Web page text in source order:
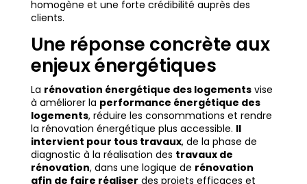
homogène et une forte crédibilité auprès des
clients.
Une réponse concrète aux
enjeux énergétiques
La rénovation énergétique des logementsvise
à améliorer la performance énergétique des
logements, réduire les consommations et rendre
la rénovation énergétique plus accessible. Il
intervient pour tous travaux, de la phase de
diagnostic à la réalisation des travaux de
rénovation, dans une logique de rénovation
afin de faire réaliser des projets efficaces et